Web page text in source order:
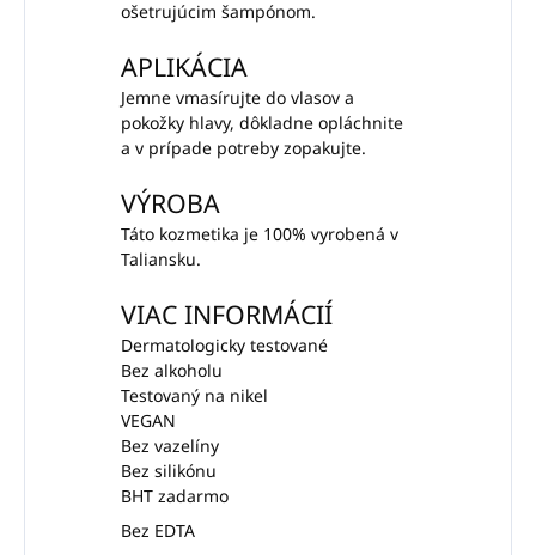
ošetrujúcim šampónom.
APLIKÁCIA
Jemne vmasírujte do vlasov a
pokožky hlavy, dôkladne opláchnite
a v prípade potreby zopakujte.
VÝROBA
Táto kozmetika je 100% vyrobená v
Taliansku.
VIAC INFORMÁCIÍ
Dermatologicky testované
Bez alkoholu
Testovaný na nikel
VEGAN
Bez vazelíny
Bez silikónu
BHT zadarmo
Bez EDTA